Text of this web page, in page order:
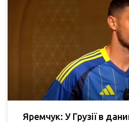
Яремчук: У Грузії в